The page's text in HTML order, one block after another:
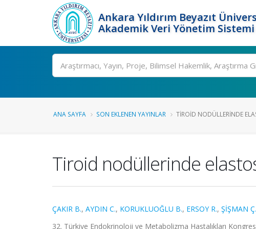
Ankara Yıldırım Beyazıt
Akademik Veri Yönetim Sistemi
Ara
ANA SAYFA SON EKLENEN YAYINLAR TIROID NODÜLLERINDE
Tiroid nodüllerinde
ÇAKIR B., AYDIN C., KORUKLUOĞLU B., ERSOY R., ŞİŞMAN Ç.
32. Türkiye Endokrinoloji ve Metabolizma Hastalıkları